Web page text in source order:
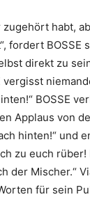
zugehört habt,
fordert BOSSE
direkt zu
vergisst
BOSSE
Applaus von
hinten!“ und
zu euch rüber!
der Mischer.“
für sein